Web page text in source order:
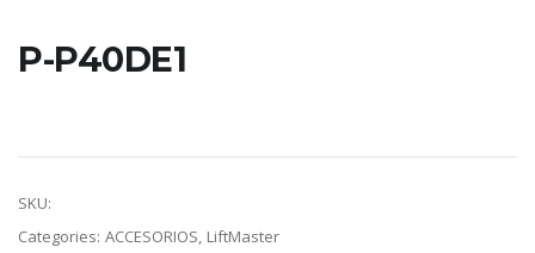
P-P40DE1
SKU:
Categories: ACCESORIOS, LiftMaster